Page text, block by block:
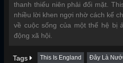
thanh thiếu niên phải đối mặt.
nhiều lời khen ngợi nhờ cách kể
về cuộc sống của một thế hệ bị
động xã hội.
Tags This Is England Đây Là